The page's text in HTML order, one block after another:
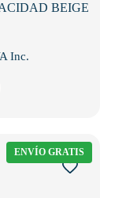
BEIGE
€
Inc.
ENVÍO GRATIS